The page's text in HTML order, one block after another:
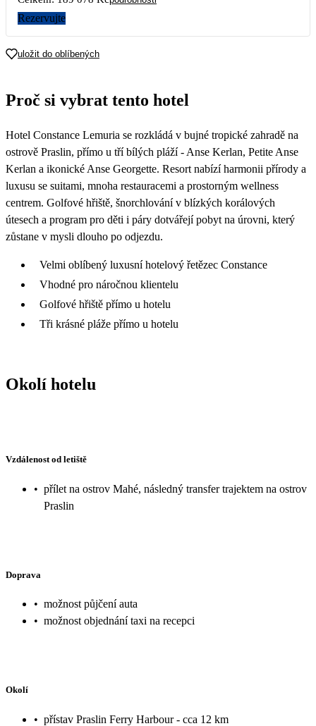
10
17 18
94 539
94 539 94 539
Rezervujte
uložit do oblíbených
Proč si vybrat tento hotel
Hotel Constance Lemuria se rozkládá v bujné tropické zahradě na
ostrově Praslin, přímo u tří bílých pláží - Anse Kerlan, Petite Anse
Kerlan a ikonické Anse Georgette. Resort nabízí harmonii přírody a
luxusu se suitami, mnoha restauracemi a prostorným wellness
centrem. Golfové hřiště, šnorchlování v blízkých korálových
útesech a program pro děti i páry dotvářejí pobyt na úrovni, který
zůstane v mysli dlouho po odjezdu.
Velmi oblíbený luxusní hotelový řetězec Constance
Vhodné pro náročnou klientelu
Golfové hřiště přímo u hotelu
Tři krásné pláže přímo u hotelu
Okolí hotelu
Vzdálenost od letiště
• přílet na ostrov Mahé, následný transfer trajektem na ostrov
Praslin
Doprava
• možnost půjčení auta
• možnost objednání taxi na recepci
Okolí
• přístav Praslin Ferry Harbour - cca 12 km